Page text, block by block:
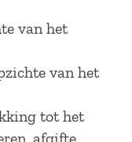
van het
van het
tot het
afgifte